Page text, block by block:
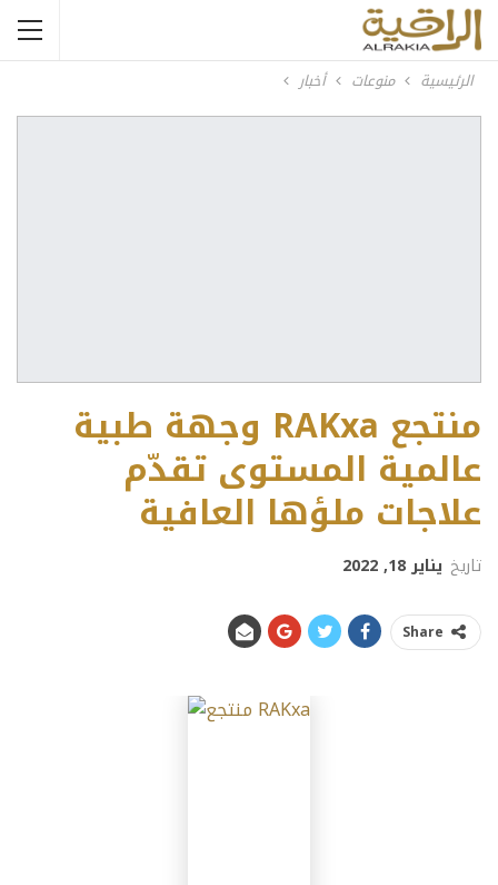
الرئيسية منوعات أخبار
منتجع RAKxa وجهة طبية
عالمية المستوى تقدّم
علاجات ملؤها العافية
تاريخ يناير 18, 2022
Share